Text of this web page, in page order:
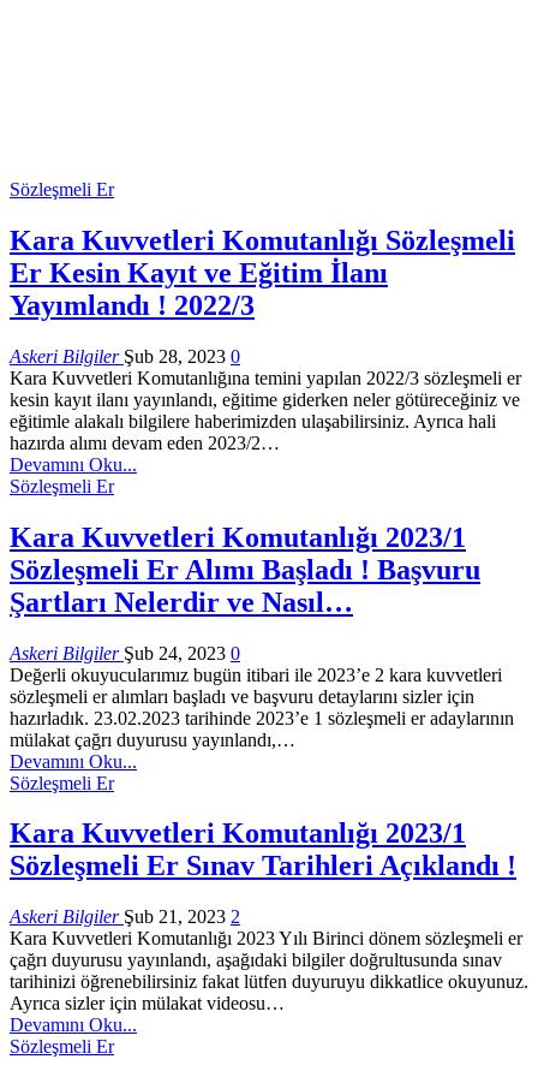
Sözleşmeli Er
Kara Kuvvetleri Komutanlığı Sözleşmeli
Er Kesin Kayıt ve Eğitim İlanı
Yayımlandı ! 2022/3
Askeri Bilgiler Şub 28, 2023 0
Kara Kuvvetleri Komutanlığına temini yapılan 2022/3 sözleşmeli er
kesin kayıt ilanı yayınlandı, eğitime giderken neler götüreceğiniz ve
eğitimle alakalı bilgilere haberimizden ulaşabilirsiniz. Ayrıca hali
hazırda alımı devam eden 2023/2…
Devamını Oku...
Sözleşmeli Er
Kara Kuvvetleri Komutanlığı 2023/1
Sözleşmeli Er Alımı Başladı ! Başvuru
Şartları Nelerdir ve Nasıl…
Askeri Bilgiler Şub 24, 2023 0
Değerli okuyucularımız bugün itibari ile 2023’e 2 kara kuvvetleri
sözleşmeli er alımları başladı ve başvuru detaylarını sizler için
hazırladık. 23.02.2023 tarihinde 2023’e 1 sözleşmeli er adaylarının
mülakat çağrı duyurusu yayınlandı,…
Devamını Oku...
Sözleşmeli Er
Kara Kuvvetleri Komutanlığı 2023/1
Sözleşmeli Er Sınav Tarihleri Açıklandı !
Askeri Bilgiler Şub 21, 2023 2
Kara Kuvvetleri Komutanlığı 2023 Yılı Birinci dönem sözleşmeli er
çağrı duyurusu yayınlandı, aşağıdaki bilgiler doğrultusunda sınav
tarihinizi öğrenebilirsiniz fakat lütfen duyuruyu dikkatlice okuyunuz.
Ayrıca sizler için mülakat videosu…
Devamını Oku...
Sözleşmeli Er